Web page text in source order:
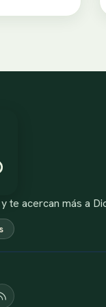
te acercan más a